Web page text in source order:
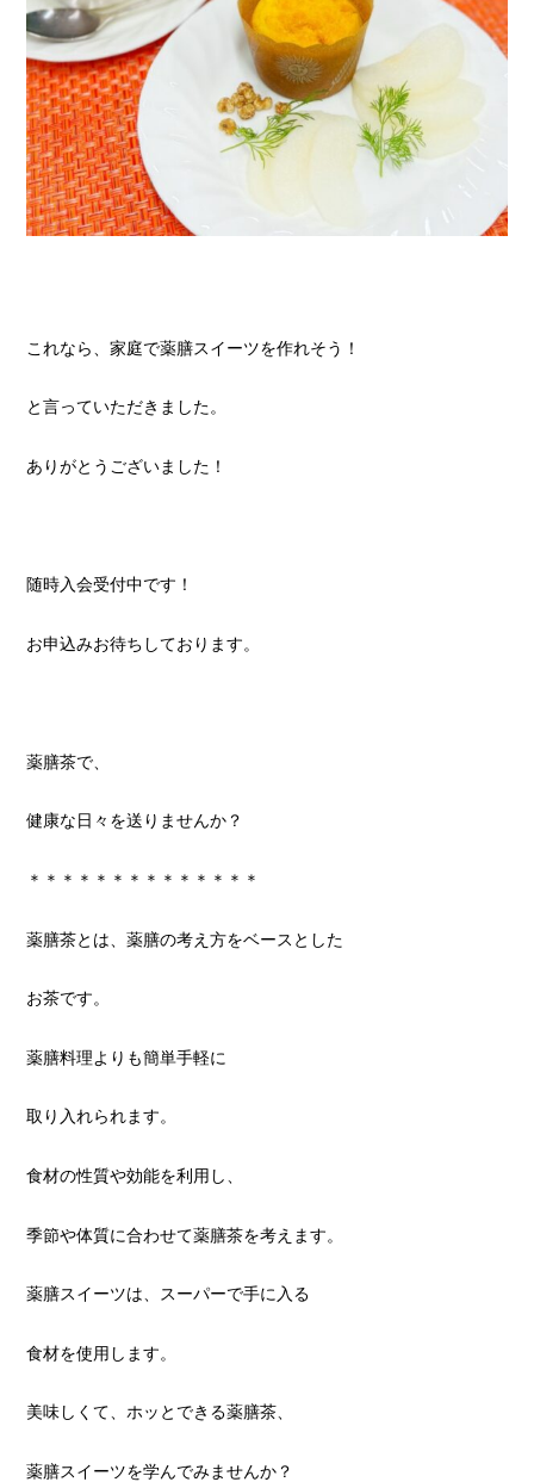
これなら、家庭で薬膳スイーツを作れそう！
と言っていただきました。
ありがとうございました！
随時入会受付中です！
お申込みお待ちしております。
薬膳茶で、
健康な日々を送りませんか？
＊＊＊＊＊＊＊＊＊＊＊＊＊＊
薬膳茶とは、薬膳の考え方をベースとした
お茶です。
薬膳料理よりも簡単手軽に
取り入れられます。
食材の性質や効能を利用し、
季節や体質に合わせて薬膳茶を考えます。
薬膳スイーツは、スーパーで手に入る
食材を使用します。
美味しくて、ホッとできる薬膳茶、
薬膳スイーツを学んでみませんか？